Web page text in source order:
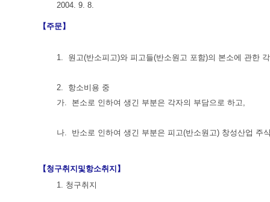
2004. 9. 8.
【주문】
1. 원고(반소피고)와 피고들(반소원고 포함)의 본소에 관한
2. 항소비용 중
가. 본소로 인하여 생긴 부분은 각자의 부담으로 하고,
나. 반소로 인하여 생긴 부분은 피고(반소원고) 창성산업 주
【청구취지및항소취지】
1. 청구취지